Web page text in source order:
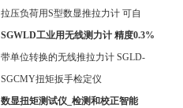
拉压负荷用S型数显推拉力计 可自
SGWLD工业用无线测力计 精度0.3%
带单位转换的无线推拉力计 SGLD-
SGCMY扭矩扳手检定仪
数显扭矩测试仪_检测和校正智能